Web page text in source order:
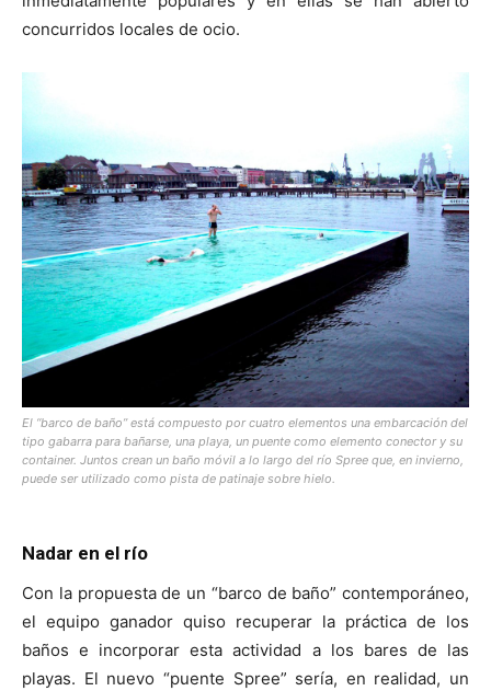
concurridos locales de ocio.
El “barco de baño” está compuesto por cuatro elementos una embarcación del
tipo gabarra para bañarse, una playa, un puente como elemento conector y su
container. Juntos crean un baño móvil a lo largo del río Spree que, en invierno,
puede ser utilizado como pista de patinaje sobre hielo.
Nadar en el río
Con la propuesta de un “barco de baño” contemporáneo,
el equipo ganador quiso recuperar la práctica de los
baños e incorporar esta actividad a los bares de las
playas. El nuevo “puente Spree” sería, en realidad, un